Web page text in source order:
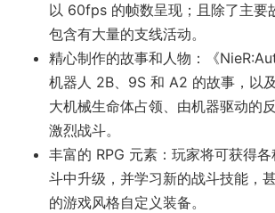
以 60fps 的帧数呈现；且除了主要
包含有大量的支线活动。
精心制作的故事和人物：《
机器人 2B、9S 和 A2 的故事，以
大机械生命体占领、由机器驱动的
激烈战斗。
丰富的 RPG 元素：玩家将可获得
斗中升级，并学习新的战斗技能，
的游戏风格自定义装备。